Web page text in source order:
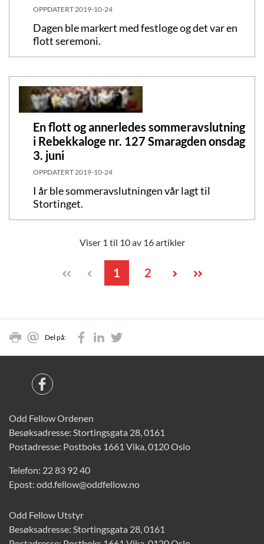
OPPDATERT 2019-10-24
Dagen ble markert med festloge og det var en
flott seremoni.
En flott og annerledes sommeravslutning
i Rebekkaloge nr. 127 Smaragden onsdag
3. juni
OPPDATERT 2019-10-24
I år ble sommeravslutningen vår lagt til
Stortinget.
Viser 1 til 10 av 16 artikler
1 2
Del på:
Odd Fellow Ordenen
Besøksadresse: Stortingsgata 28, 0161
Postadresse: Postboks 1661 Vika, 0120 Oslo
Telefon: 22 83 92 40
Epost: odd.fellow@oddfellow.no
Odd Fellow Utstyr
Besøksadresse: Stortingsgata 28, 0161